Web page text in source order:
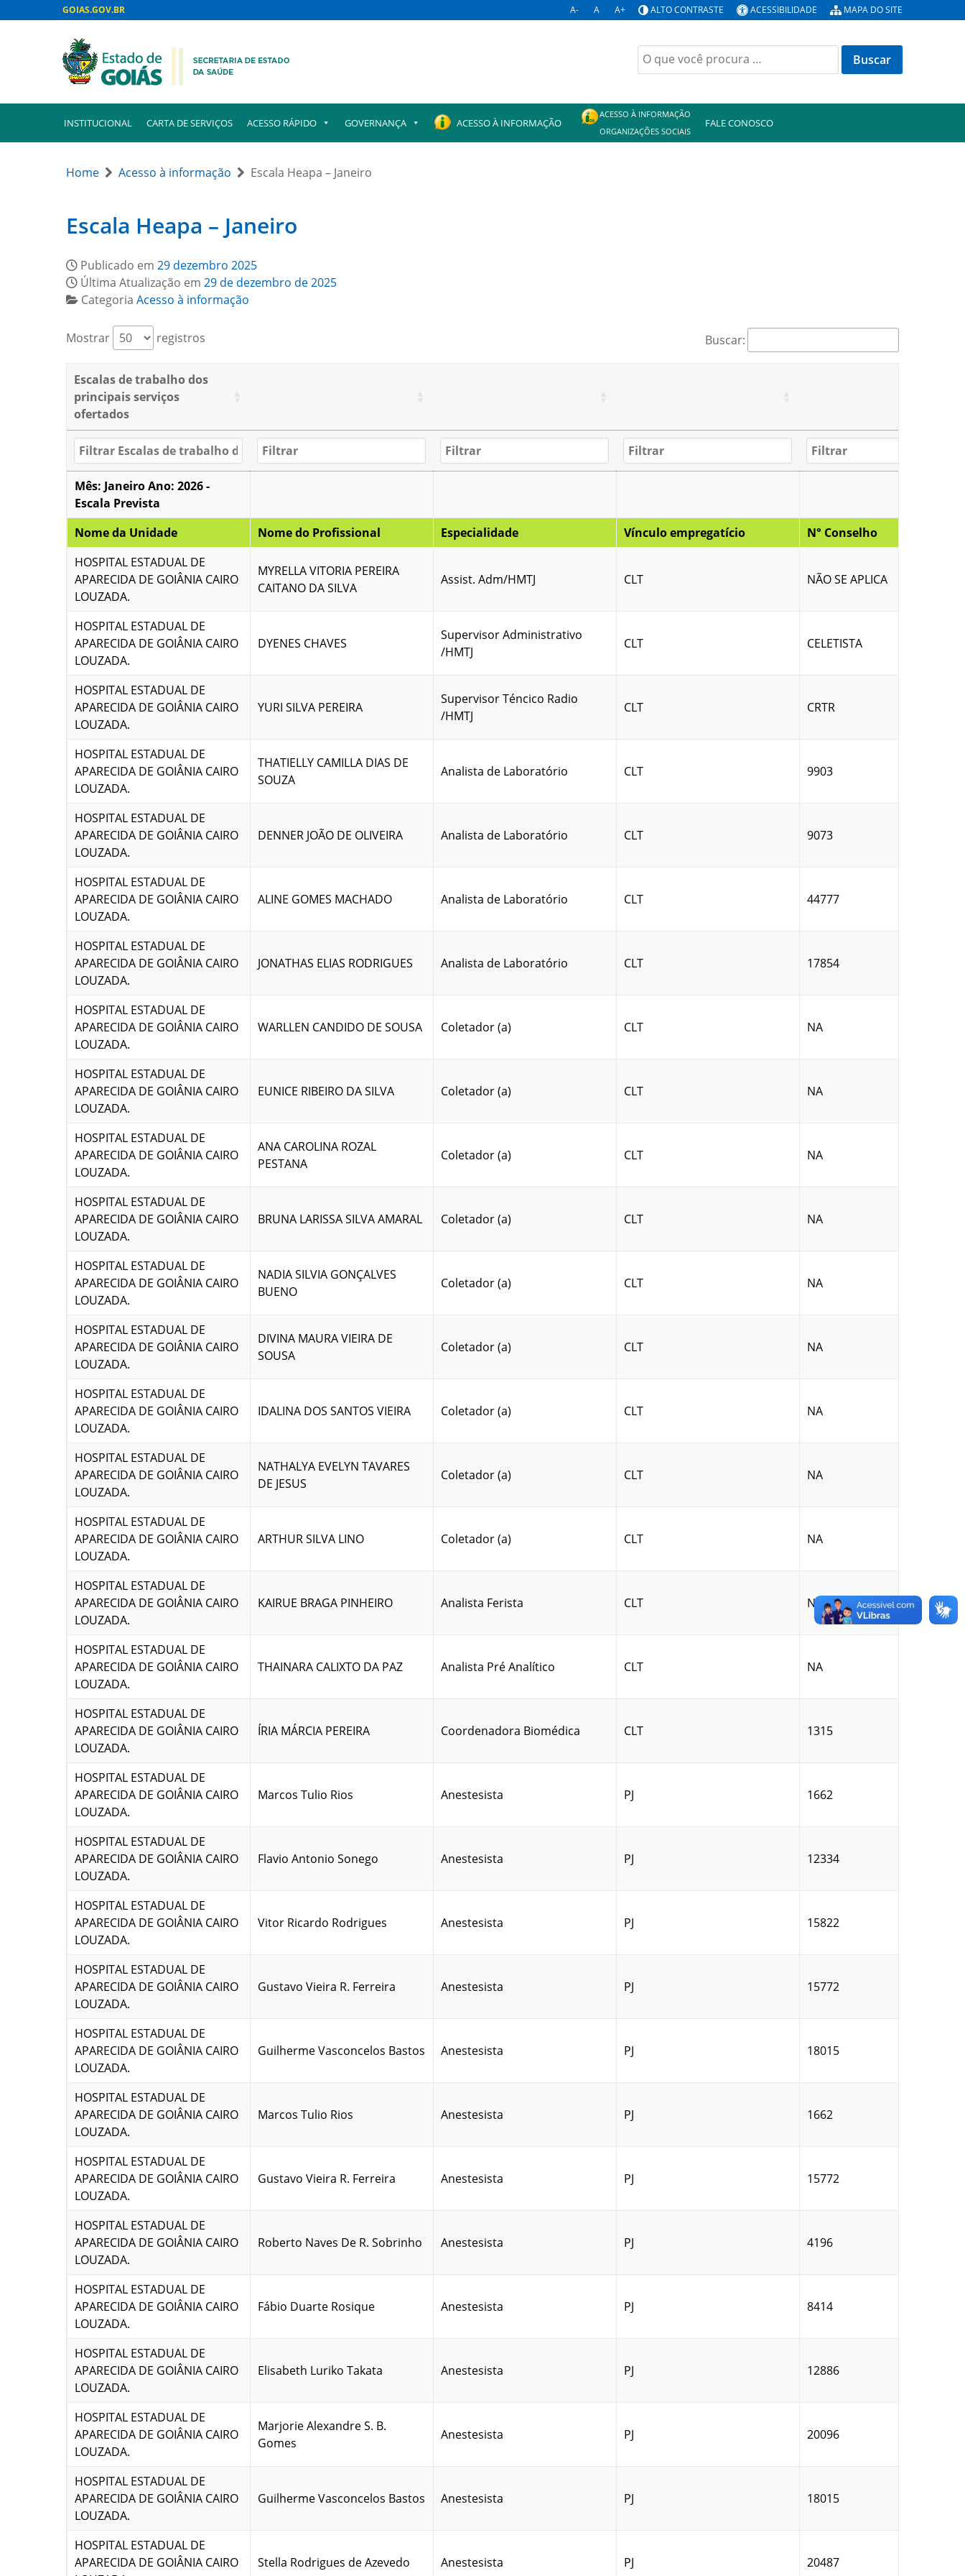
GOIAS.GOV.BR A- A A+ ALTO CONTRASTE ACESSIBILIDADE MAPA DO SITE
Buscar
por:
INSTITUCIONAL CARTA DE SERVIÇOS ACESSO RÁPIDO GOVERNANÇA ACESSO À INFORMAÇÃO
ACESSO À INFORMAÇÃO
ORGANIZAÇÕES SOCIAIS
FALE CONOSCO
Home Acesso à informação Escala Heapa – Janeiro
Escala Heapa – Janeiro
Publicado em 29 dezembro 2025
Última Atualização em 29 de dezembro de 2025
Categoria Acesso à informação
Mostrar registros Buscar:
Escalas de trabalho dos
principais serviços
ofertados
Mês: Janeiro Ano: 2026 -
Escala Prevista
Nome da Unidade
Nome do Profissional Especialidade Vínculo empregatício
N° Conselho
HOSPITAL ESTADUAL DE
APARECIDA DE GOIÂNIA CAIRO
LOUZADA.
MYRELLA VITORIA PEREIRA
CAITANO DA SILVA
Assist. Adm/HMTJ CLT NÃO SE APLICA
HOSPITAL ESTADUAL DE
APARECIDA DE GOIÂNIA CAIRO
LOUZADA.
DYENES CHAVES
Supervisor Administrativo
/HMTJ
CLT CELETISTA
HOSPITAL ESTADUAL DE
APARECIDA DE GOIÂNIA CAIRO
LOUZADA.
YURI SILVA PEREIRA
Supervisor Téncico Radio
/HMTJ
CLT CRTR
HOSPITAL ESTADUAL DE
APARECIDA DE GOIÂNIA CAIRO
LOUZADA.
THATIELLY CAMILLA DIAS DE
SOUZA
Analista de Laboratório CLT 9903
HOSPITAL ESTADUAL DE
APARECIDA DE GOIÂNIA CAIRO
LOUZADA.
DENNER JOÃO DE OLIVEIRA Analista de Laboratório CLT 9073
HOSPITAL ESTADUAL DE
APARECIDA DE GOIÂNIA CAIRO
LOUZADA.
ALINE GOMES MACHADO Analista de Laboratório CLT 44777
HOSPITAL ESTADUAL DE
APARECIDA DE GOIÂNIA CAIRO
LOUZADA.
JONATHAS ELIAS RODRIGUES Analista de Laboratório CLT 17854
HOSPITAL ESTADUAL DE
APARECIDA DE GOIÂNIA CAIRO
LOUZADA.
WARLLEN CANDIDO DE SOUSA Coletador (a) CLT NA
HOSPITAL ESTADUAL DE
APARECIDA DE GOIÂNIA CAIRO
LOUZADA.
EUNICE RIBEIRO DA SILVA Coletador (a) CLT NA
HOSPITAL ESTADUAL DE
APARECIDA DE GOIÂNIA CAIRO
LOUZADA.
ANA CAROLINA ROZAL
PESTANA
Coletador (a) CLT NA
HOSPITAL ESTADUAL DE
APARECIDA DE GOIÂNIA CAIRO
LOUZADA.
BRUNA LARISSA SILVA AMARAL Coletador (a) CLT NA
HOSPITAL ESTADUAL DE
APARECIDA DE GOIÂNIA CAIRO
LOUZADA.
NADIA SILVIA GONÇALVES
BUENO
Coletador (a) CLT NA
HOSPITAL ESTADUAL DE
APARECIDA DE GOIÂNIA CAIRO
LOUZADA.
DIVINA MAURA VIEIRA DE
SOUSA
Coletador (a) CLT NA
HOSPITAL ESTADUAL DE
APARECIDA DE GOIÂNIA CAIRO
LOUZADA.
IDALINA DOS SANTOS VIEIRA Coletador (a) CLT NA
HOSPITAL ESTADUAL DE
APARECIDA DE GOIÂNIA CAIRO
LOUZADA.
NATHALYA EVELYN TAVARES
DE JESUS
Coletador (a) CLT NA
HOSPITAL ESTADUAL DE
APARECIDA DE GOIÂNIA CAIRO
LOUZADA.
ARTHUR SILVA LINO Coletador (a) CLT NA
HOSPITAL ESTADUAL DE
APARECIDA DE GOIÂNIA CAIRO
LOUZADA.
KAIRUE BRAGA PINHEIRO Analista Ferista CLT NA
HOSPITAL ESTADUAL DE
APARECIDA DE GOIÂNIA CAIRO
LOUZADA.
THAINARA CALIXTO DA PAZ Analista Pré Analítico CLT NA
HOSPITAL ESTADUAL DE
APARECIDA DE GOIÂNIA CAIRO
LOUZADA.
ÍRIA MÁRCIA PEREIRA Coordenadora Biomédica CLT 1315
HOSPITAL ESTADUAL DE
APARECIDA DE GOIÂNIA CAIRO
LOUZADA.
Marcos Tulio Rios Anestesista PJ 1662
HOSPITAL ESTADUAL DE
APARECIDA DE GOIÂNIA CAIRO
LOUZADA.
Flavio Antonio Sonego Anestesista PJ 12334
HOSPITAL ESTADUAL DE
APARECIDA DE GOIÂNIA CAIRO
LOUZADA.
Vitor Ricardo Rodrigues Anestesista PJ 15822
HOSPITAL ESTADUAL DE
APARECIDA DE GOIÂNIA CAIRO
LOUZADA.
Gustavo Vieira R. Ferreira Anestesista PJ 15772
HOSPITAL ESTADUAL DE
APARECIDA DE GOIÂNIA CAIRO
LOUZADA.
Guilherme Vasconcelos Bastos Anestesista PJ 18015
HOSPITAL ESTADUAL DE
APARECIDA DE GOIÂNIA CAIRO
LOUZADA.
Marcos Tulio Rios Anestesista PJ 1662
HOSPITAL ESTADUAL DE
APARECIDA DE GOIÂNIA CAIRO
LOUZADA.
Gustavo Vieira R. Ferreira Anestesista PJ 15772
HOSPITAL ESTADUAL DE
APARECIDA DE GOIÂNIA CAIRO
LOUZADA.
Roberto Naves De R. Sobrinho Anestesista PJ 4196
HOSPITAL ESTADUAL DE
APARECIDA DE GOIÂNIA CAIRO
LOUZADA.
Fábio Duarte Rosique Anestesista PJ 8414
HOSPITAL ESTADUAL DE
APARECIDA DE GOIÂNIA CAIRO
LOUZADA.
Elisabeth Luriko Takata Anestesista PJ 12886
HOSPITAL ESTADUAL DE
APARECIDA DE GOIÂNIA CAIRO
LOUZADA.
Marjorie Alexandre S. B.
Gomes
Anestesista PJ 20096
HOSPITAL ESTADUAL DE
APARECIDA DE GOIÂNIA CAIRO
LOUZADA.
Guilherme Vasconcelos Bastos Anestesista PJ 18015
HOSPITAL ESTADUAL DE
APARECIDA DE GOIÂNIA CAIRO
Stella Rodrigues de Azevedo Anestesista PJ 20487